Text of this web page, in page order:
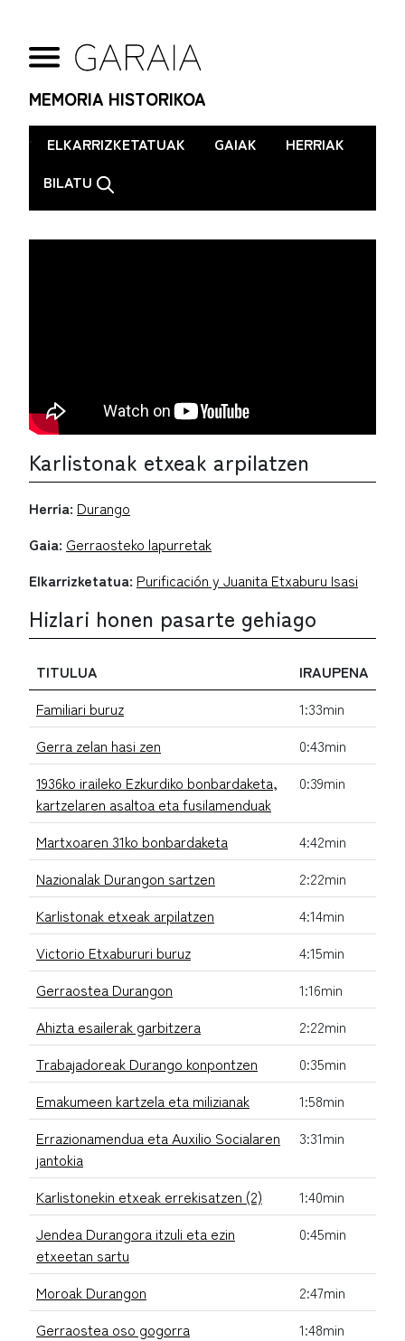
MEMORIA HISTORIKOA
. ELKARRIZKETATUAK GAIAK
HERRIAK
BILATU
Karlistonak etxeak arpilatzen
Herria: Durango
Gaia: Gerraosteko lapurretak
Elkarrizketatua: Purificación y Juanita Etxaburu Isasi
Hizlari honen pasarte gehiago
TITULUA
IRAUPENA
Familiari buruz
1:33min
Gerra zelan hasi zen
0:43min
1936ko iraileko Ezkurdiko bonbardaketa,
kartzelaren asaltoa eta fusilamenduak
0:39min
Martxoaren 31ko bonbardaketa
4:42min
Nazionalak Durangon sartzen
2:22min
Karlistonak etxeak arpilatzen
4:14min
Victorio Etxabururi buruz
4:15min
Gerraostea Durangon
1:16min
Ahizta esailerak garbitzera
2:22min
Trabajadoreak Durango konpontzen
0:35min
Emakumeen kartzela eta milizianak
1:58min
Errazionamendua eta Auxilio Socialaren
jantokia
3:31min
Karlistonekin etxeak errekisatzen (2)
1:40min
Jendea Durangora itzuli eta ezin
etxeetan sartu
0:45min
Moroak Durangon
2:47min
Gerraostea oso gogorra
1:48min